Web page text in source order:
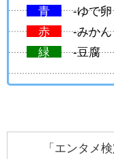
青
-ゆで卵
赤
-みかん
緑
-豆腐
「エンタメ